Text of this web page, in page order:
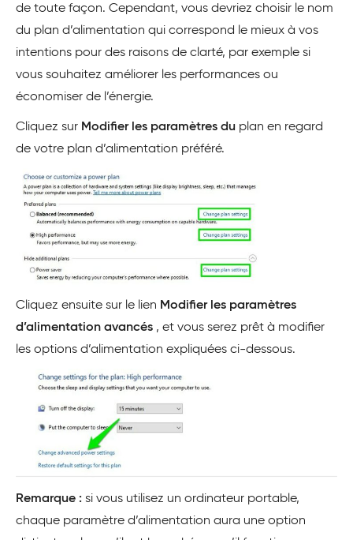
de toute façon. Cependant, vous devriez choisir le nom
du plan d’alimentation qui correspond le mieux à vos
intentions pour des raisons de clarté, par exemple si
vous souhaitez améliorer les performances ou
économiser de l’énergie.
Cliquez sur Modifier les paramètres du plan en regard
de votre plan d’alimentation préféré.
Cliquez ensuite sur le lien Modifier les paramètres
d’alimentation avancés , et vous serez prêt à modifier
les options d’alimentation expliquées ci-dessous.
Remarque : si vous utilisez un ordinateur portable,
chaque paramètre d’alimentation aura une option